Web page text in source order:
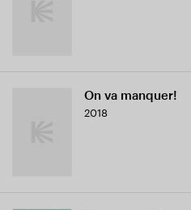
On va manquer!
2018